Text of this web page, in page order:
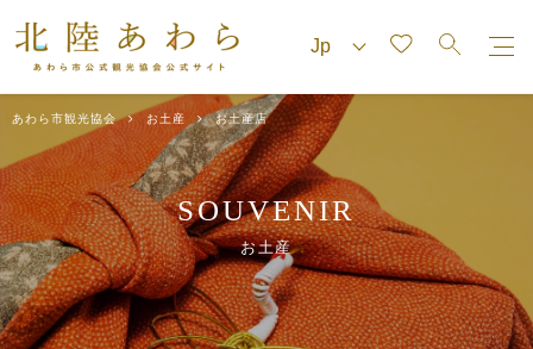
あわら市観光協会 お土産 お土産店
SOUVENIR
お土産